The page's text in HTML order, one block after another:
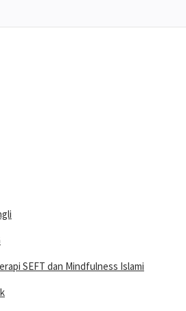
SEFT dan Mindfulness Islami